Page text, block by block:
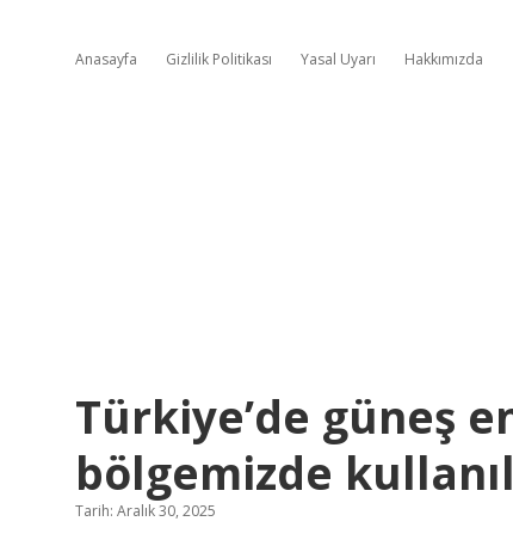
Anasayfa Gizlilik Politikası Yasal Uyarı Hakkımızda
Türkiye’de güneş
bölgemizde
Tarih: Aralık 30, 2025